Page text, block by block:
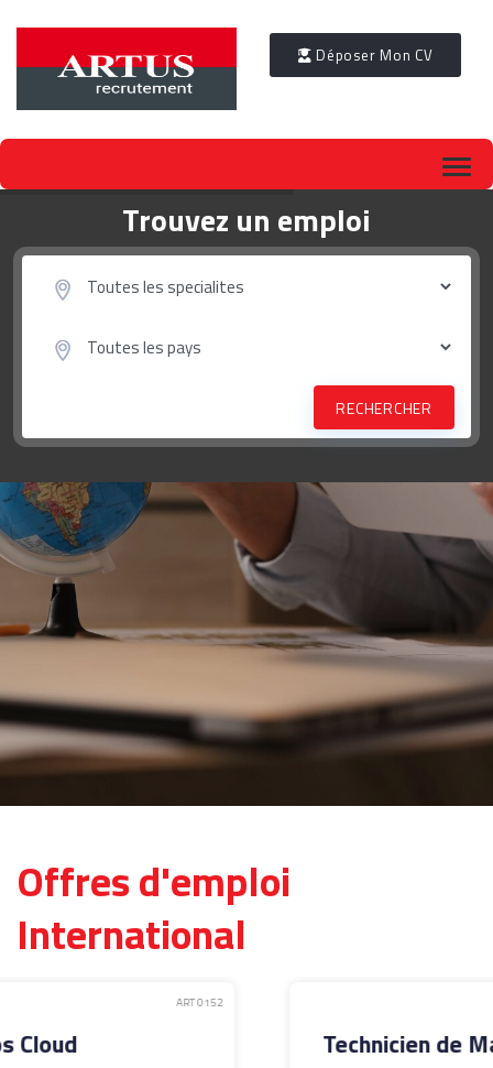
Déposer Mon CV
Trouvez un emploi
RECHERCHER
Offres d'emploi
International
Technicien de Maintenance